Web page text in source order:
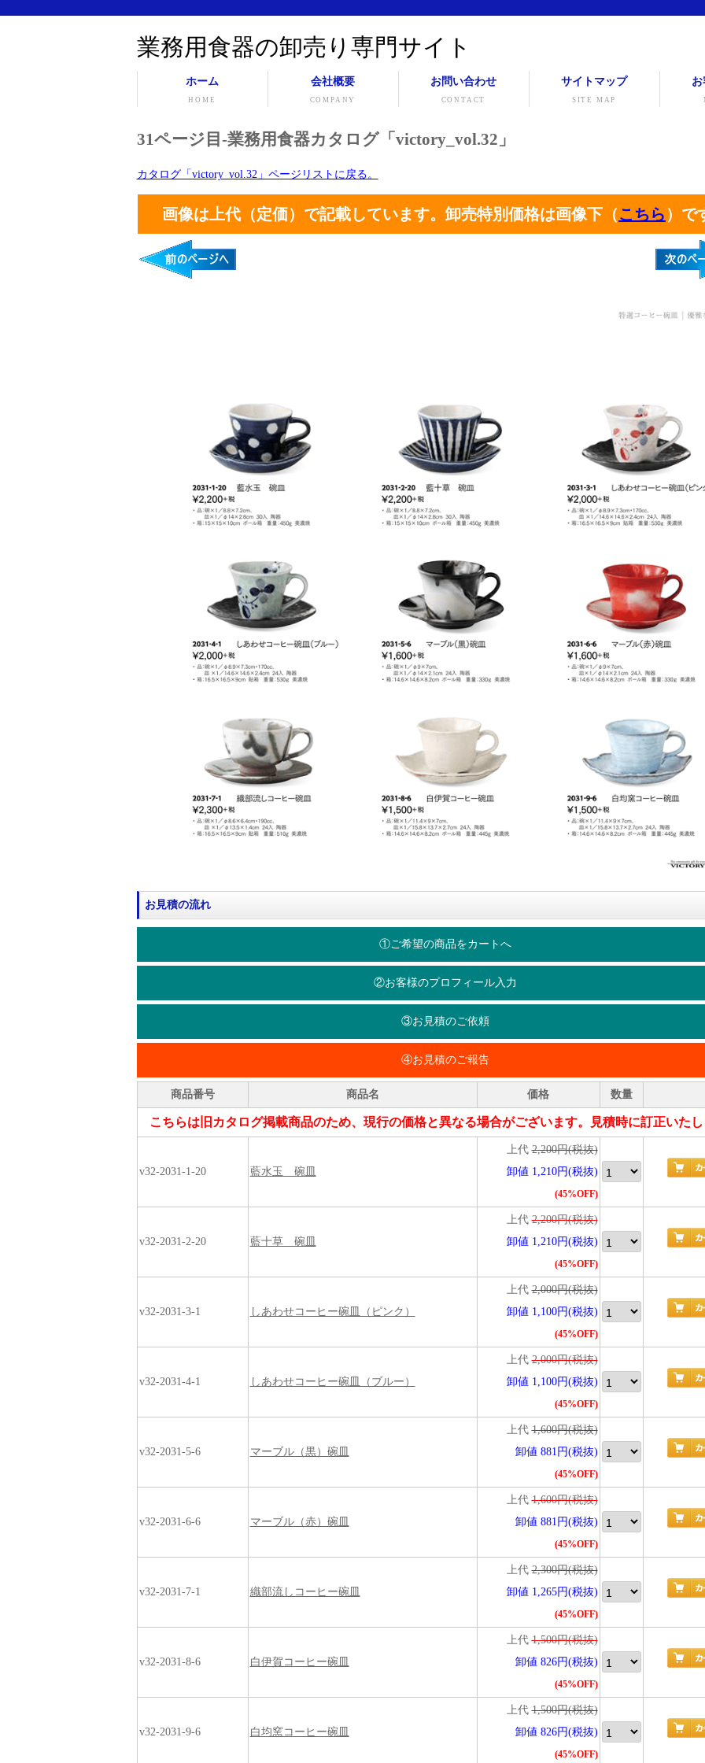
業務用食器の卸売り専門サイト
ホーム
HOME
会社概要
COMPANY
お問い合わせ
CONTACT
サイトマップ
SITE MAP
31ページ目-業務用食器カタログ「victory_vol.32」
カタログ「victory_vol.32」ページリストに戻る。
画像は上代（定価）で記載しています。卸売特別価格は画像下（こちら ）で
お見積の流れ
①ご希望の商品をカートへ
②お客様のプロフィール入力
③お見積のご依頼
④お見積のご報告
商品番号 商品名 価格 数量
こちらは旧カタログ掲載商品のため、現行の価格と異なる場合がございます。見積時に訂正いた
v32-2031-1-20 藍水玉 碗皿
上代2,200円(税抜)
卸値 1,210円(税抜)
(45%OFF)
v32-2031-2-20 藍十草 碗皿
上代2,200円(税抜)
卸値 1,210円(税抜)
(45%OFF)
v32-2031-3-1 しあわせコーヒー碗皿（ピンク）
上代2,000円(税抜)
卸値 1,100円(税抜)
(45%OFF)
v32-2031-4-1 しあわせコーヒー碗皿（ブルー）
上代2,000円(税抜)
卸値 1,100円(税抜)
(45%OFF)
v32-2031-5-6 マーブル（黒）碗皿
上代1,600円(税抜)
卸値 881円(税抜)
(45%OFF)
v32-2031-6-6 マーブル（赤）碗皿
上代1,600円(税抜)
卸値 881円(税抜)
(45%OFF)
v32-2031-7-1 織部流しコーヒー碗皿
上代2,300円(税抜)
卸値 1,265円(税抜)
(45%OFF)
v32-2031-8-6 白伊賀コーヒー碗皿
上代1,500円(税抜)
卸値 826円(税抜)
(45%OFF)
v32-2031-9-6 白均窯コーヒー碗皿
上代1,500円(税抜)
卸値 826円(税抜)
(45%OFF)